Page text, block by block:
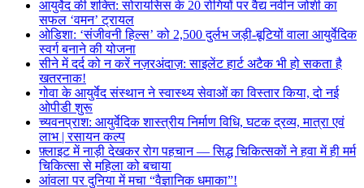
आयुर्वेद की शक्ति: सोरायसिस के 20 रोगियों पर वैद्य नवीन जोशी का
सफल ‘वमन’ ट्रायल
ओडिशा: ‘संजीवनी हिल्स’ को 2,500 दुर्लभ जड़ी-बूटियों वाला आयुर्वेदिक
स्वर्ग बनाने की योजना
सीने में दर्द को न करें नज़रअंदाज़: साइलेंट हार्ट अटैक भी हो सकता है
खतरनाक!
गोवा के आयुर्वेद संस्थान ने स्वास्थ्य सेवाओं का विस्तार किया, दो नई
ओपीडी शुरू
च्यवनप्राश: आयुर्वेदिक शास्त्रीय निर्माण विधि, घटक द्रव्य, मात्रा एवं
लाभ | रसायन कल्प
फ़्लाइट में नाड़ी देखकर रोग पहचान — सिद्ध चिकित्सकों ने हवा में ही मर्म
चिकित्सा से महिला को बचाया
आंवला पर दुनिया में मचा “वैज्ञानिक धमाका”!